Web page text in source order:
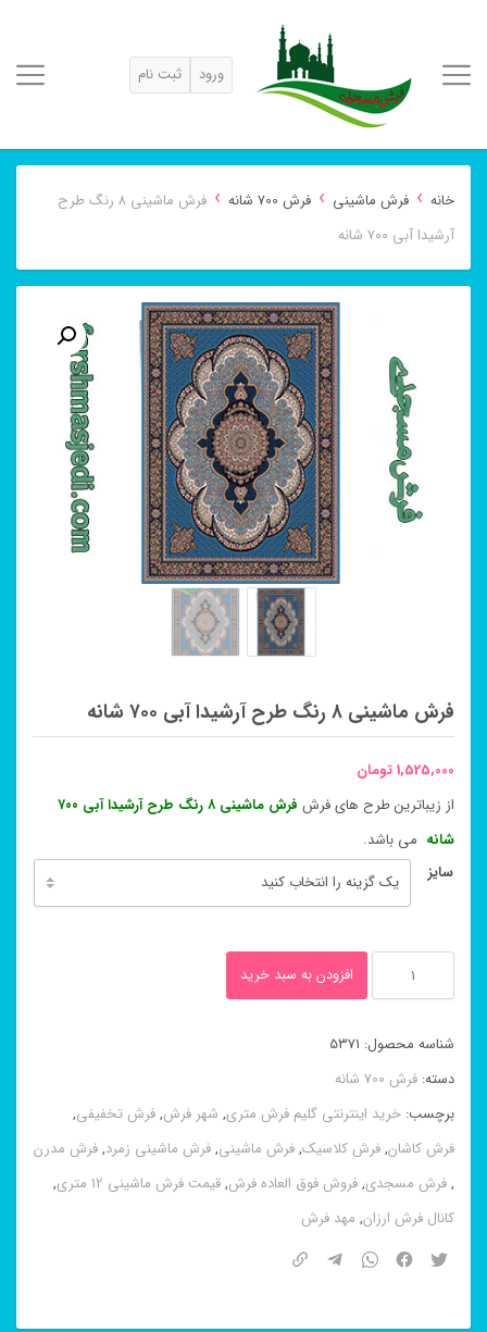
ورود ثبت نام
خانه › فرش ماشینی › فرش 700 شانه ›
فرش ماشینی ۸ رنگ طرح
آرشیدا آبی ۷۰۰ شانه
فرش ماشینی ۸ رنگ طرح آرشیدا آبی ۷۰۰ شانه
1,525,000تومان
از زیباترین طرح های فرش
فرش ماشینی ۸ رنگ طرح آرشیدا آبی ۷۰۰
شانه می باشد.
سایز
ماشینی
۸
رنگ
طرح
آرشیدا
آبی
۷۰۰
افزودن به سبد خرید
شناسه محصول: 5371
دسته: فرش 700 شانه
برچسب: خرید اینترنتی گلیم فرش متری, شهر فرش,فرش تخفیفی,
فرش کاشان,فرش کلاسیک,فرش ماشینی,فرش ماشینی زمرد,فرش مدرن
,فرش مسجدی,فروش فوق العاده فرش,قیمت فرش ماشینی 12 متری
,
کانال فرش ارزان, مهد فرش